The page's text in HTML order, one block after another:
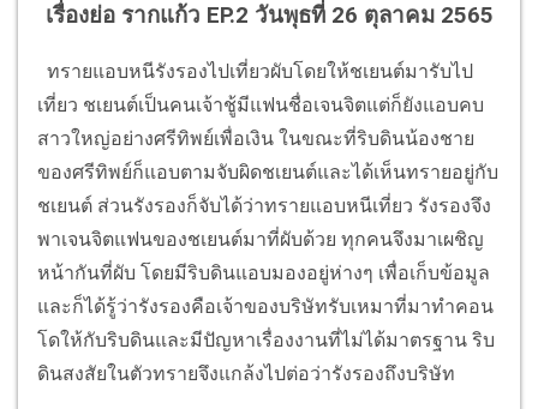
เรื่องย่อ รากแก้ว EP.2 วันพุธที่ 26 ตุลาคม 2565
ทรายแอบหนีรังรองไปเที่ยวผับโดยให้ชเยนต์มารับไป
เที่ยว ชเยนต์เป็นคนเจ้าชู้มีแฟนชื่อเจนจิตแต่ก็ยังแอบคบ
สาวใหญ่อย่างศรีทิพย์เพื่อเงิน ในขณะที่ริบดินน้องชาย
ของศรีทิพย์ก็แอบตามจับผิดชเยนต์และได้เห็นทรายอยู่กับ
ชเยนต์ ส่วนรังรองก็จับได้ว่าทรายแอบหนีเที่ยว รังรองจึง
พาเจนจิตแฟนของชเยนต์มาที่ผับด้วย ทุกคนจึงมาเผชิญ
หน้ากันที่ผับ โดยมีริบดินแอบมองอยู่ห่างๆ เพื่อเก็บข้อมูล
และก็ได้รู้ว่ารังรองคือเจ้าของบริษัทรับเหมาที่มาทำคอน
โดให้กับริบดินและมีปัญหาเรื่องงานที่ไม่ได้มาตรฐาน ริบ
ดินสงสัยในตัวทรายจึงแกล้งไปต่อว่ารังรองถึงบริษัท